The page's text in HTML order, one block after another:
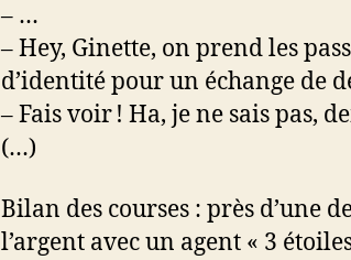
– …
– Hey, Ginette, on prend les
d’identité pour un échange de
– Fais voir ! Ha, je ne sais pas,
(…)
Bilan des courses : près d’une
l’argent avec un agent « 3